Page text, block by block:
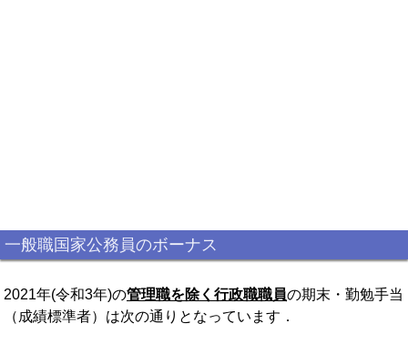
一般職国家公務員のボーナス
2021年(令和3年)の管理職を除く行政職職員の期末・勤勉手当
（成績標準者）は次の通りとなっています．